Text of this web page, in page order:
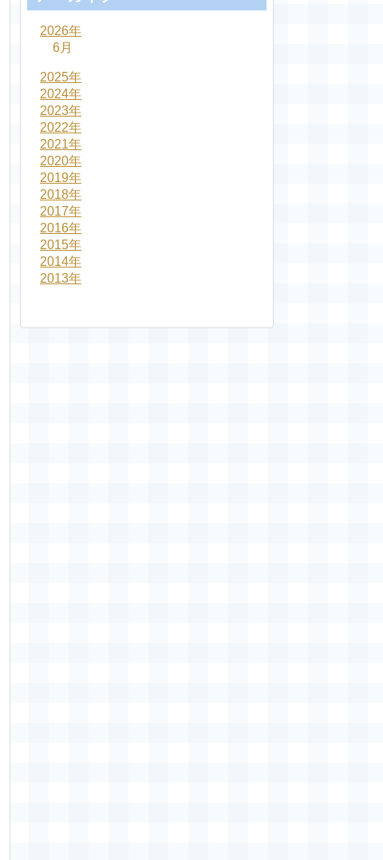
2026年
6月
2025年
2024年
2023年
2022年
2021年
2020年
2019年
2018年
2017年
2016年
2015年
2014年
2013年